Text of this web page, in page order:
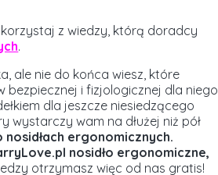
z wiedzy, którą doradcy
.
ale nie do końca wiesz, które
bezpiecznej i fizjologicznej dla niego
dla jeszcze niesiedzącego
wystarczy wam na dłużej niż pół
ergonomicznych.
nosidło ergonomiczne,
otrzymasz więc od nas gratis!